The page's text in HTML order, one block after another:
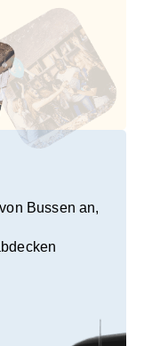
Bussen an,